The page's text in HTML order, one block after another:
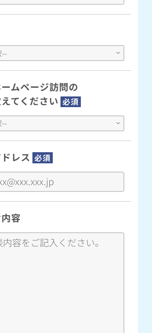
ムページ訪問の
てください 必須
レス 必須
容